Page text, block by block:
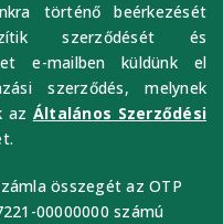
történő beérkezését
szerződését és
e-mailben küldünk el
szerződés, melynek
az Általános Szerződési
összegét az OTP
00000000 számú